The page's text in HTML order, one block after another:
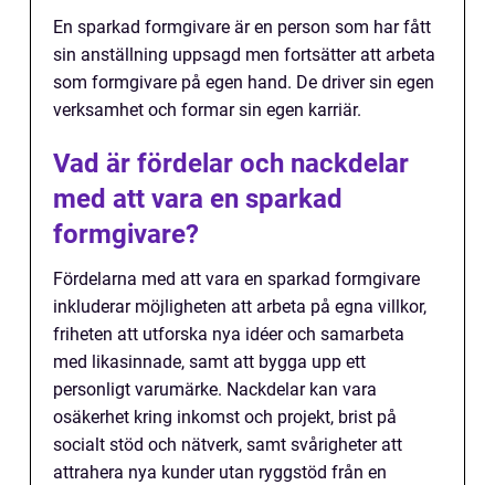
En sparkad formgivare är en person som har fått
sin anställning uppsagd men fortsätter att arbeta
som formgivare på egen hand. De driver sin egen
verksamhet och formar sin egen karriär.
Vad är fördelar och nackdelar
med att vara en sparkad
formgivare?
Fördelarna med att vara en sparkad formgivare
inkluderar möjligheten att arbeta på egna villkor,
friheten att utforska nya idéer och samarbeta
med likasinnade, samt att bygga upp ett
personligt varumärke. Nackdelar kan vara
osäkerhet kring inkomst och projekt, brist på
socialt stöd och nätverk, samt svårigheter att
attrahera nya kunder utan ryggstöd från en